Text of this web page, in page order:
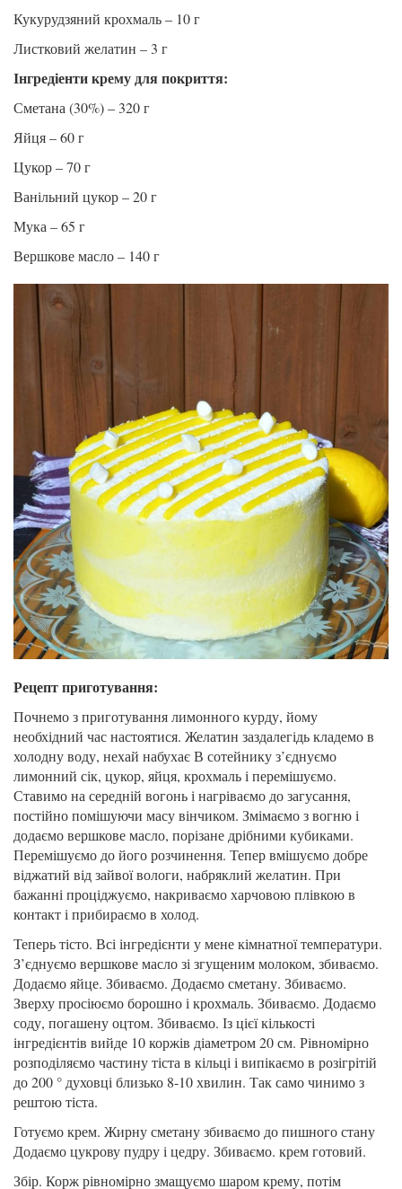
Кукурудзяний крохмаль – 10 г
Листковий желатин – 3 г
Інгредіенти крему для покриття:
Сметана (30%) – 320 г
Яйця – 60 г
Цукор – 70 г
Ванільний цукор – 20 г
Мука – 65 г
Вершкове масло – 140 г
Рецепт приготування:
Почнемо з приготування лимонного курду, йому
необхідний час настоятися. Желатин заздалегідь кладемо в
холодну воду, нехай набухає В сотейнику з’єднуємо
лимонний сік, цукор, яйця, крохмаль і перемішуємо.
Ставимо на середній вогонь і нагріваємо до загусання,
постійно помішуючи масу вінчиком. Змімаємо з вогню і
додаємо вершкове масло, порізане дрібними кубиками.
Перемішуємо до його розчинення. Тепер вмішуємо добре
віджатий від зайвої вологи, набряклий желатин. При
бажанні проціджуємо, накриваємо харчовою плівкою в
контакт і прибираємо в холод.
Теперь тісто. Всі інгредієнти у мене кімнатної температури.
З’єднуємо вершкове масло зі згущеним молоком, збиваємо.
Додаємо яйце. Збиваємо. Додаємо сметану. Збиваємо.
Зверху просіюємо борошно і крохмаль. Збиваємо. Додаємо
соду, погашену оцтом. Збиваємо. Із цієї кількості
інгредієнтів вийде 10 коржів діаметром 20 см. Рівномірно
розподіляємо частину тіста в кільці і випікаємо в розігрітій
до 200 ° духовці близько 8-10 хвилин. Так само чинимо з
рештою тіста.
Готуємо крем. Жирну сметану збиваємо до пишного стану
Додаємо цукрову пудру і цедру. Збиваємо. крем готовий.
Збір. Корж рівномірно змащуємо шаром крему, потім